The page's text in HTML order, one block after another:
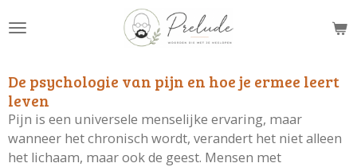
direct
de
hoofdinhoud
De psychologie van pijn en hoe je ermee leert
leven
Pijn is een universele menselijke ervaring, maar
wanneer het chronisch wordt, verandert het niet alleen
het lichaam, maar ook de geest. Mensen met